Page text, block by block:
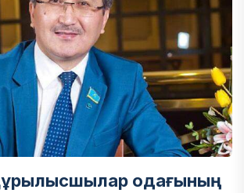
құрылысшылар одағының